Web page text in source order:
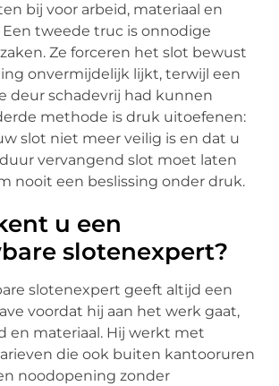
bij voor arbeid, materiaal en
tweede truc is onnodige
Ze forceren het slot bewust
onvermijdelijk lijkt, terwijl een
deur schadevrij had kunnen
methode is druk uitoefenen:
slot niet meer veilig is en dat u
vervangend slot moet laten
nooit een beslissing onder druk.
u een
slotenexpert?
slotenexpert geeft altijd een
voordat hij aan het werk gaat,
en materiaal. Hij werkt met
die ook buiten kantooruren
noodopening zonder